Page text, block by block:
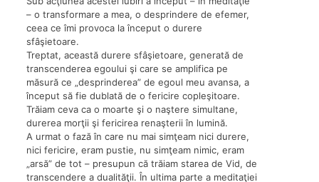
– o transformare a mea, o desprindere de efemer,
ceea ce îmi provoca la început o durere
sfâşietoare.
Treptat, această durere sfâşietoare, generată de
transcenderea egoului şi care se amplifica pe
măsură ce „desprinderea” de egoul meu avansa, a
început să fie dublată de o fericire copleşitoare.
Trăiam ceva ca o moarte şi o naştere simultane,
durerea morţii şi fericirea renaşterii în lumină.
A urmat o fază în care nu mai simţeam nici durere,
nici fericire, eram pustie, nu simţeam nimic, eram
„arsă” de tot – presupun că trăiam starea de Vid, de
transcendere a dualităţii. În ultima parte a meditaţiei